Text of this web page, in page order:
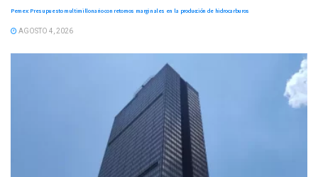
Pemex: Presupuesto multimillonario con retornos marginales en la producción de hidrocarburos
AGOSTO 4, 2026